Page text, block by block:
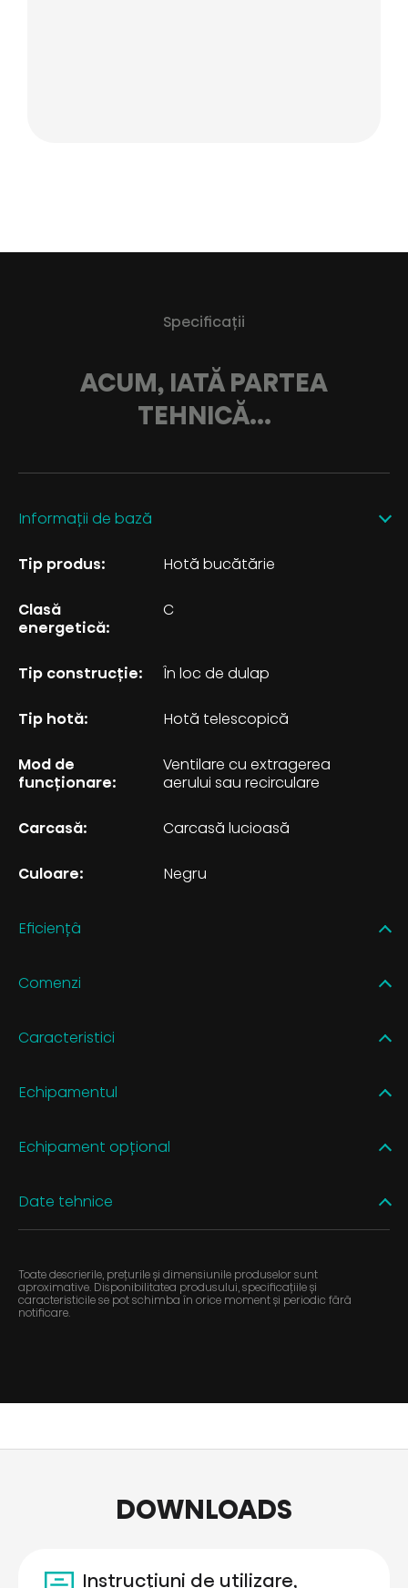
Specificaţii
ACUM, IATĂ PARTEA
TEHNICĂ...
Informații de bază
Tip produs: Hotă bucătărie
Clasă
energetică:
C
Tip construcţie: În loc de dulap
Tip hotă: Hotă telescopică
Mod de
funcționare:
Ventilare cu extragerea
aerului sau recirculare
Carcasă: Carcasă lucioasă
Culoare: Negru
Eficiențâ
Comenzi
Caracteristici
Echipamentul
Echipament opțional
Date tehnice
Toate descrierile, prețurile și dimensiunile produselor sunt
aproximative. Disponibilitatea produsului, specificațiile și
caracteristicile se pot schimba în orice moment și periodic fără
notificare.
DOWNLOADS
Instrucțiuni de utilizare,